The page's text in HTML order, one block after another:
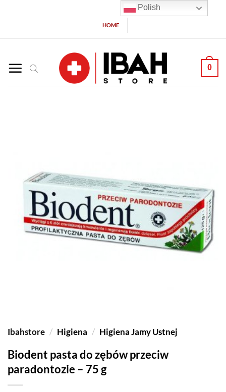
HOME
0
Ibahstore / Higiena / Higiena Jamy Ustnej
Biodent pasta do zębów przeciw
paradontozie – 75 g
Polish